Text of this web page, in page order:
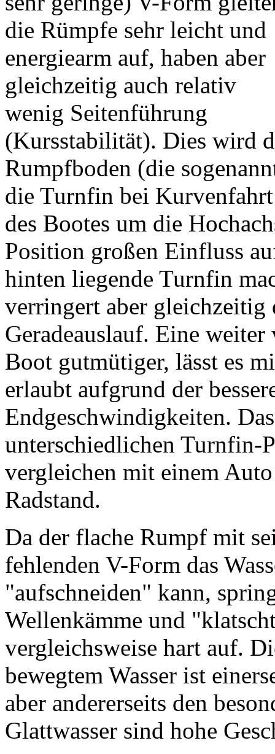
die Rümpfe sehr leicht und
energiearm auf, haben aber
gleichzeitig auch relativ
wenig Seitenführung
(Kursstabilität). Dies wird
Rumpfboden (die
die Turnfin bei
des Bootes um die
Position großen Einfluss
hinten liegende Turnfin
verringert aber
Geradeauslauf. Eine
Boot gutmütiger, lässt es
erlaubt aufgrund der
Endgeschwindigkeiten.
unterschiedlichen Turnfin-
vergleichen mit einem
Radstand.
Da der flache Rumpf mit
fehlenden V-Form das
"aufschneiden" kann,
Wellenkämme und
vergleichsweise hart auf.
bewegtem Wasser ist
aber andererseits den
Glattwasser sind hohe